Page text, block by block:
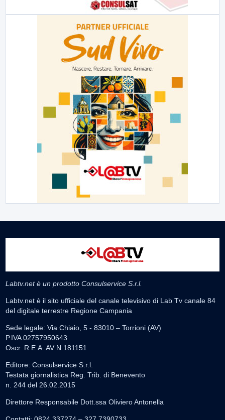
Labtv.net è un prodotto Consulservice S.r.l.
Labtv.net è il sito ufficiale del canale televisivo di Lab Tv canale 84
del digitale terrestre Regione Campania
Sede legale: Via Chiaio, 5 - 83010 – Torrioni (AV)
P.IVA 02757950643
Oscr. R.E.A. AV N.181151
Editore: Consulservice S.r.l.
Testata giornalistica Reg. Trib. di Benevento
n. 244 del 26.02.2015
Direttore Responsabile Dott.ssa Oliviero Antonella